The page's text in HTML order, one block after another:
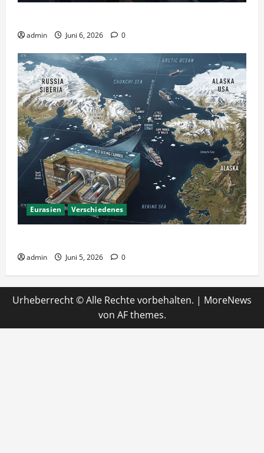
admin Juni 6, 2026 0
Eurasien Verschiedenes
admin Juni 5, 2026 0
Urheberrecht © Alle Rechte vorbehalten. | MoreNews
von AF themes.